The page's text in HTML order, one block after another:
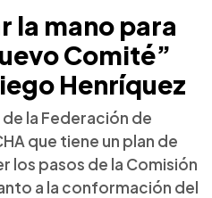
la mano para
Comité”
Henríquez
la Federación de
que tiene un plan de
los pasos de la Comisión
a la conformación del